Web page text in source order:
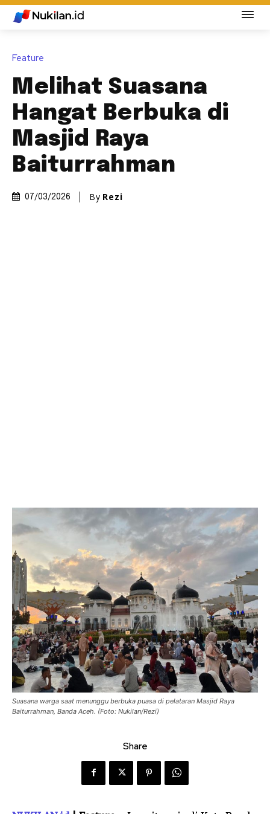
Feature
Melihat Suasana
Hangat Berbuka di
Masjid Raya
Baiturrahman
07/03/2026 By Rezi
Suasana warga saat menunggu berbuka puasa di pelataran Masjid Raya
Baiturrahman, Banda Aceh. (Foto: Nukilan/Rezi)
Share